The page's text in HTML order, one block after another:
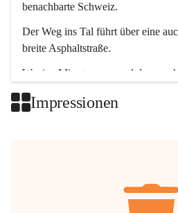
benachbarte Schweiz.
Der Weg ins Tal führt über eine
breite Asphaltstraße.
Wenige Minuten nur, und das
Impressionen